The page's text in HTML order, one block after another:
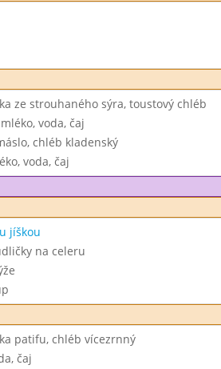
ze strouhaného sýra, toustový chléb
voda, čaj
chléb kladenský
voda, čaj
jíškou
na celeru
patifu, chléb vícezrnný
čaj